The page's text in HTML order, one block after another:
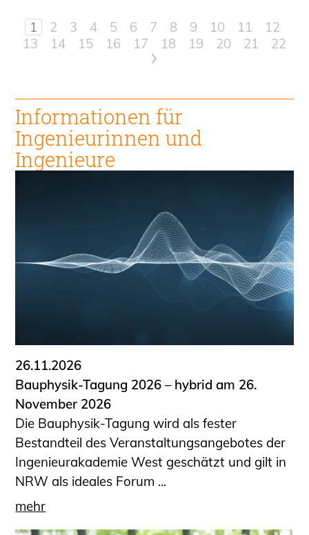
1 2 3 4 5 6 7 8 9 10 11
12
13
14 15 16 17 18 19 20 21
22
>
Informationen für
Ingenieurinnen und
Ingenieure
26.11.2026
Bauphysik-Tagung 2026 – hybrid am 26.
November 2026
Die Bauphysik-Tagung wird als fester
Bestandteil des Veranstaltungsangebotes der
Ingenieurakademie West geschätzt und gilt in
NRW als ideales Forum ...
mehr